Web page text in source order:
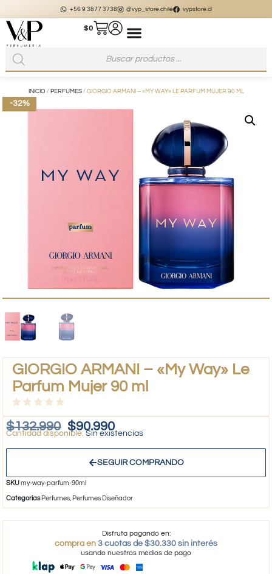
+56 9 3877 3738 @vyp_store.chile vypstore.cl
$0
INICIO / PERFUMES/ GIORGIO ARMANI – «MY WAY» LE PARFUM MUJER 90 ML
-32%
GIORGIO ARMANI – «My Way» Le
Parfum Mujer 90 ml
$132.990 $90.990
Sin existencias
SEGUIR COMPRANDO
SKUmy-way-parfum-90ml
Categorías Perfumes, Perfumes Diseñador
Disfruta pagando en:
compra en 3 cuotas de $30.330 sin interés
usando nuestros medios de pago